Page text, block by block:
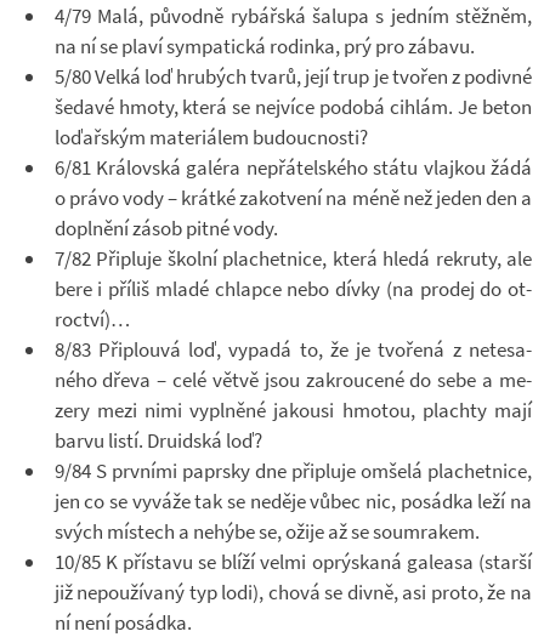
4/79 Malá, pů­vodně ry­bář­ská ša­lupa s jed­ním stěž­něm,
na ní se plaví sym­pa­tická ro­dinka, prý pro zá­bavu.
5/80 Velká loď hrubých tvarů, její trup je tvo­řen z po­divné
še­davé hmoty, která se nej­více po­dobá cihlám. Je beton
lo­ďař­ským ma­te­ri­á­lem bu­douc­nosti?
6/81 Krá­lov­ská ga­léra ne­přá­tel­ského státu vlaj­kou žádá
o právo vody – krátké za­kot­vení na méně než jeden den a
do­pl­nění zásob pitné vody.
7/82 Při­pluje školní pla­chet­nice, která hledá re­kruty, ale
bere i pří­liš mladé chlapce nebo dívky (na pro­dej do ot­
roc­tví)…
8/83 Při­plouvá loď, vy­padá to, že je tvo­řená z ne­te­sa­
ného dřeva – celé větvě jsou za­krou­cené do sebe a me­
zery mezi nimi vy­pl­něné ja­kousi hmo­tou, plachty mají
barvu listí. Dru­id­ská loď?
9/84 S prv­ními pa­prsky dne při­pluje omšelá pla­chet­nice,
jen co se vy­váže tak se ne­děje vůbec nic, po­sádka leží na
svých mís­tech a ne­hýbe se, ožije až se sou­mra­kem.
10/85 K pří­stavu se blíží velmi oprýskaná ga­le­asa (starší
již ne­po­u­ží­vaný typ lodi), chová se divně, asi proto, že na
ní není po­sádka.